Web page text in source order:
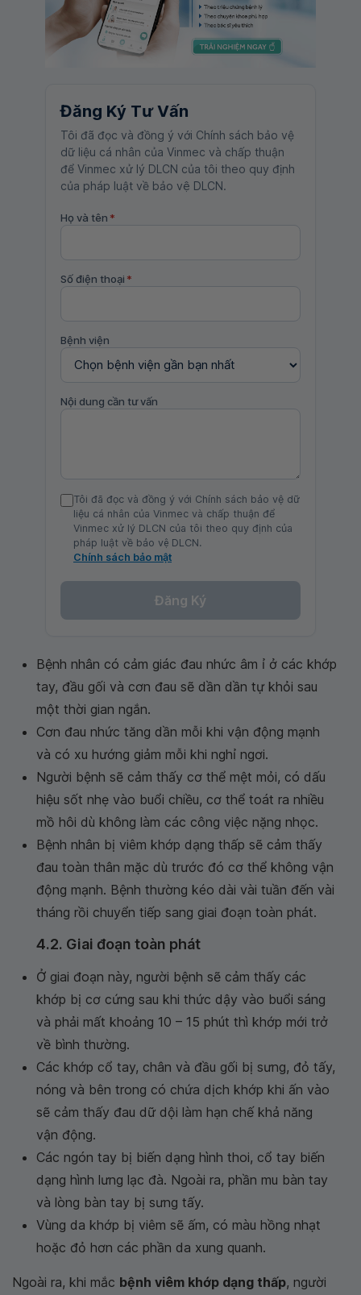
Đăng Ký Tư Vấn
Tôi đã đọc và đồng ý với Chính sách bảo vệ
dữ liệu cá nhân của Vinmec và chấp thuận
để Vinmec xử lý DLCN của tôi theo quy định
của pháp luật về bảo vệ DLCN.
Họ và tên *
Số điện thoại *
Bệnh viện
Nội dung cần tư vấn
Tôi đã đọc và đồng ý với Chính sách bảo vệ dữ
liệu cá nhân của Vinmec và chấp thuận để
Vinmec xử lý DLCN của tôi theo quy định của
pháp luật về bảo vệ DLCN.
Chính sách bảo mật
Đăng Ký
Bệnh nhân có cảm giác đau nhức âm ỉ ở các khớp
tay, đầu gối và cơn đau sẽ dần dần tự khỏi sau
một thời gian ngắn.
Cơn đau nhức tăng dần mỗi khi vận động mạnh
và có xu hướng giảm mỗi khi nghỉ ngơi.
Người bệnh sẽ cảm thấy cơ thể mệt mỏi, có dấu
hiệu sốt nhẹ vào buổi chiều, cơ thể toát ra nhiều
mồ hôi dù không làm các công việc nặng nhọc.
Bệnh nhân bị viêm khớp dạng thấp sẽ cảm thấy
đau toàn thân mặc dù trước đó cơ thể không vận
động mạnh. Bệnh thường kéo dài vài tuần đến vài
tháng rồi chuyển tiếp sang giai đoạn toàn phát.
4.2. Giai đoạn toàn phát
Ở giai đoạn này, người bệnh sẽ cảm thấy các
khớp bị cơ cứng sau khi thức dậy vào buổi sáng
và phải mất khoảng 10 – 15 phút thì khớp mới trở
về bình thường.
Các khớp cổ tay, chân và đầu gối bị sưng, đỏ tấy,
nóng và bên trong có chứa dịch khớp khi ấn vào
sẽ cảm thấy đau dữ dội làm hạn chế khả năng
vận động.
Các ngón tay bị biến dạng hình thoi, cổ tay biến
dạng hình lưng lạc đà. Ngoài ra, phần mu bàn tay
và lòng bàn tay bị sưng tấy.
Vùng da khớp bị viêm sẽ ấm, có màu hồng nhạt
hoặc đỏ hơn các phần da xung quanh.
Ngoài ra, khi mắc bệnh viêm khớp dạng thấp, người